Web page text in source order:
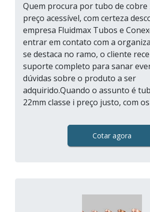
Quem procura por tubo de cobre
preço acessível, com certeza
empresa Fluidmax Tubos e
entrar em contato com a
se destaca no ramo, o cliente
suporte completo para sanar
dúvidas sobre o produto a ser
adquirido.Quando o assunto é
22mm classe i preço justo, com
Cotar agora